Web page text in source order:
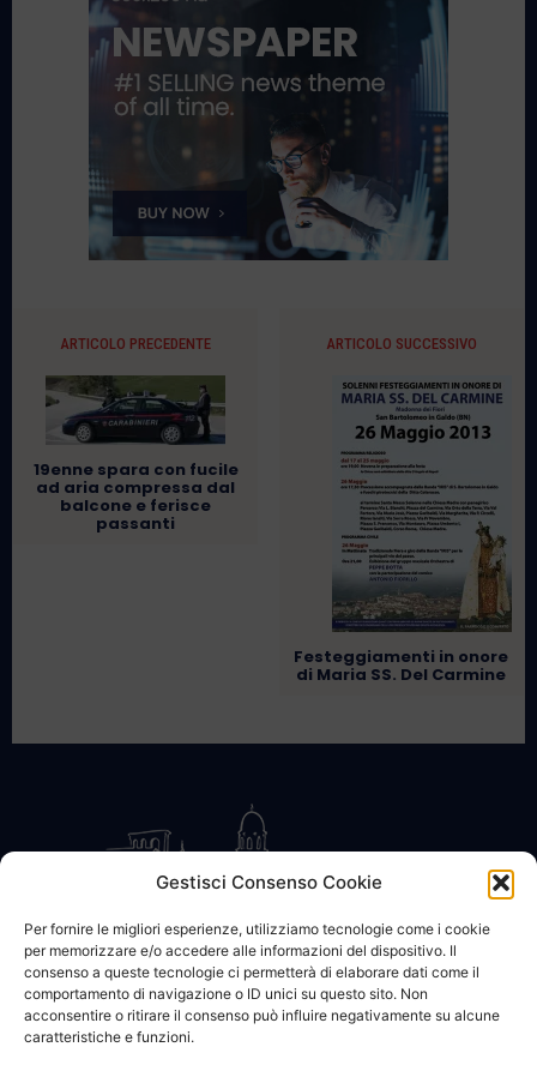
Gestisci Consenso Cookie
Per fornire le migliori esperienze, utilizziamo tecnologie come i cookie
per memorizzare e/o accedere alle informazioni del dispositivo. Il
consenso a queste tecnologie ci permetterà di elaborare dati come il
comportamento di navigazione o ID unici su questo sito. Non
acconsentire o ritirare il consenso può influire negativamente su alcune
caratteristiche e funzioni.
ARTICOLO PRECEDENTE
19enne spara con fucile
ad aria compressa dal
balcone e ferisce
passanti
ARTICOLO SUCCESSIVO
Festeggiamenti in onore
di Maria SS. Del Carmine
CONTATTACI COOKIE POLICY PRIVACY